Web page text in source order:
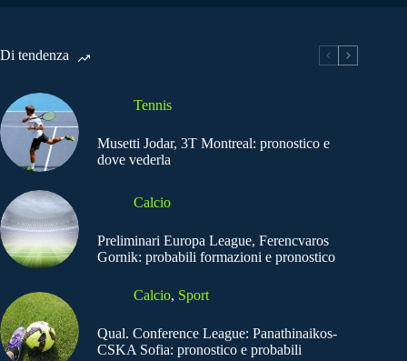
Di tendenza
Tennis
Musetti Jodar, 3T Montreal: pronostico e
dove vederla
Calcio
Preliminari Europa League, Ferencvaros
Gornik: probabili formazioni e pronostico
Calcio, Sport
Qual. Conference League: Panathinaikos-
CSKA Sofia: pronostico e probabili